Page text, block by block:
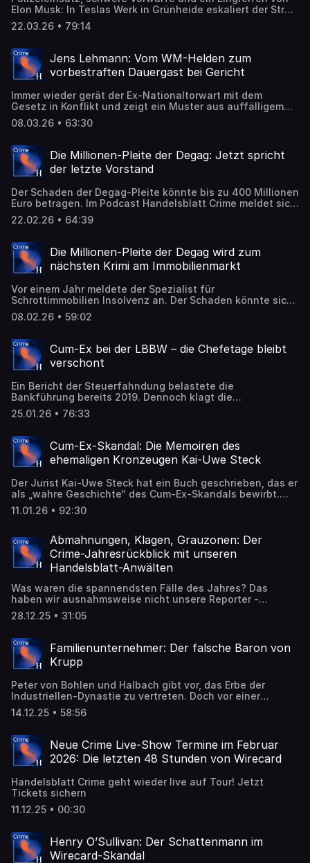
Elon Musk: In Teslas Werk in Grünheide eskaliert der Streit
um die Betriebsratswahl. Was hinter dem Konflikt steckt –
und wie weit ein Management gehen darf.
22.03.26 • 79:14
Jens Lehmann: Vom WM-Helden zum
vorbestraften Dauergast bei Gericht
Immer wieder gerät der Ex-Nationaltorwart mit dem
Gesetz in Konflikt und zeigt ein Muster aus auffälligem
Verhalten und Unehrlichkeit. Nun kommt eine bislang
unbekannte Verurteilung wegen Steuerhinterziehung ans
08.03.26 • 63:30
Die Millionen-Pleite der Degag: Jetzt spricht
der letzte Vorstand
Der Schaden der Degag-Pleite könnte bis zu 400 Millionen
Euro betragen. Im Podcast Handelsblatt Crime meldet sich
nun exklusiv der letzte Vorstand zu Wort. Er beschreibt,
wie es aus seiner Sicht zu der Katastrophe kam und
22.02.26 • 64:39
Die Millionen-Pleite der Degag wird zum
nächsten Krimi am Immobilienmarkt
Vor einem Jahr meldete der Spezialist für
Schrottimmobilien Insolvenz an. Der Schaden könnte sich
auf bis zu 400 Millionen Euro belaufen. Vieles war bei der
Firmengruppe nicht so wie es scheint.
08.02.26 • 59:02
Cum-Ex bei der LBBW – die Chefetage bleibt
verschont
Ein Bericht der Steuerfahndung belastete die
Bankführung bereits 2019. Dennoch klagt die
Staatsanwaltschaft nun nur zwei Männer aus der dritten
Reihe an.
25.01.26 • 76:33
Cum-Ex-Skandal: Die Memoiren des
ehemaligen Kronzeugen Kai-Uwe Steck
Der Jurist Kai-Uwe Steck hat ein Buch geschrieben, das er
als „wahre Geschichte“ des Cum-Ex-Skandals bewirbt.
Vieles darin stimmt offenbar nicht.
11.01.26 • 92:30
Abmahnungen, Klagen, Grauzonen: Der
Crime-Jahresrückblick mit unseren
Handelsblatt-Anwälten
Was waren die spannendsten Fälle des Jahres? Das
haben wir ausnahmsweise nicht unsere Reporter -
sondern unsere Justiziare gefragt. Zum Jahresende
berichten sie, welche Recherchen vor Gericht landeten
28.12.25 • 31:05
Familienunternehmer: Der falsche Baron von
Krupp
Peter von Bohlen und Halbach gibt vor, das Erbe der
Industriellen-Dynastie zu vertreten. Doch vor einer
Hochzeit in Las Vegas hieß er noch Sommer. Er ist
mehrfach vorbestraft.
14.12.25 • 58:56
Neue Crime Live-Show Termine im Februar
2026: Die letzten 48 Stunden von Wirecard
Handelsblatt Crime geht wieder live auf Tour! Jetzt
Tickets sichern
11.12.25 • 00:30
Henry O’Sullivan: Der Schattenmann im
Wirecard-Skandal